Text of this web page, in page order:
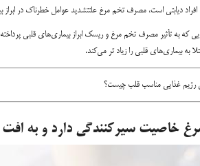
افراد دیابتی است، مصرف تخم مرغ علتتشدید عوامل خطرناک در
که به تأثیر مصرف تخم مرغ و ریسک ابراز بیماری‌های قلبی
رژیم غذایی مناسب قلب چیست؟